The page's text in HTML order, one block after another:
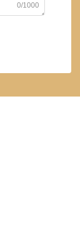
0/1000